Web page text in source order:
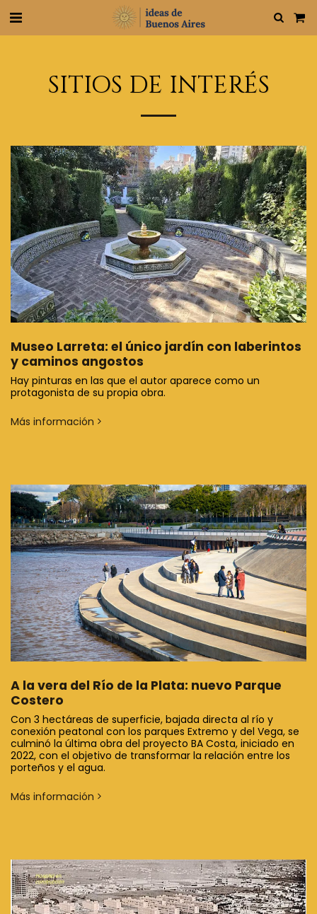
SITIOS DE INTERÉS
Museo Larreta: el único jardín con laberintos
y caminos angostos
Hay pinturas en las que el autor aparece como un
protagonista de su propia obra.
Más información
A la vera del Río de la Plata: nuevo Parque
Costero
Con 3 hectáreas de superficie, bajada directa al río y
conexión peatonal con los parques Extremo y del Vega, se
culminó la última obra del proyecto BA Costa, iniciado en
2022, con el objetivo de transformar la relación entre los
porteños y el agua.
Más información